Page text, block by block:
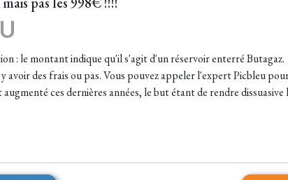
: le montant indique qu'il s'agit d'un réservoir enterré Butagaz.
des frais ou pas. Vous pouvez appeler l'expert Picbleu
ces dernières années, le but étant de rendre dissuasive